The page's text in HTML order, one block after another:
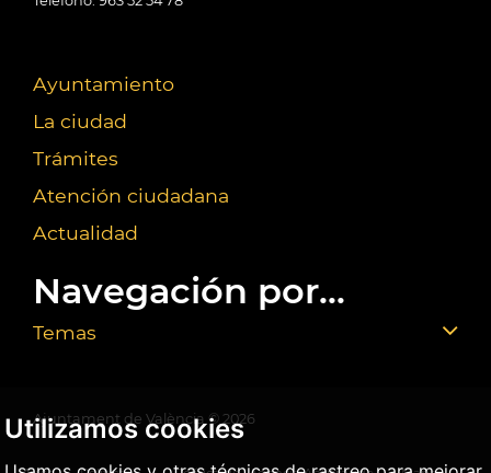
Utilizamos cookies
Ayuntamiento
La ciudad
Trámites
Atención ciudadana
Actualidad
Navegación por...
Temas
Ajuntament de València © 2026